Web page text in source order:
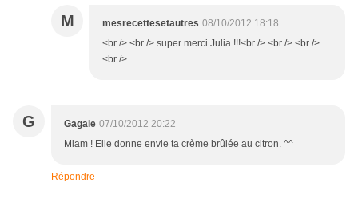
M mesrecettesetautres 08/10/2012 18:18
<br /> <br /> super merci Julia !!!<br /> <br /> <br />
<br />
G Gagaie 07/10/2012 20:22
Miam ! Elle donne envie ta crème brûlée au citron. ^^
Répondre